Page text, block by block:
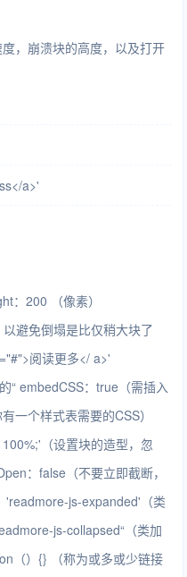
，崩溃块的高度，以及打开
a>'
：200 （像素）
避免倒塌是比仅稍大块了
阅读更多</ a>'
“ embedCSS：true（需插入
一个样式表需要的CSS）
（设置块的造型，忽
：false（不要立即截断，
'readmore-js-expanded'（类
js-collapsed“（类加
（）{} （称为或多或少链接